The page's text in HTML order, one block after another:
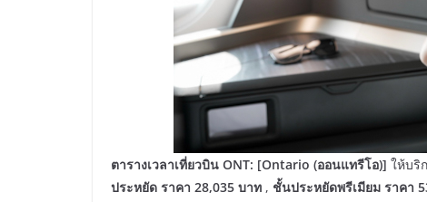
ตารางเวลาเที่ยวบิน ONT: [Ontario (ออนแทรีโอ)] ให้บริ
ประหยัด ราคา 28,035 บาท , ชั้นประหยัดพรีเมียม ราคา